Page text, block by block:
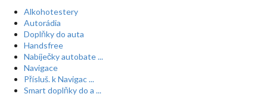
Alkohotestery
Autorádia
Doplňky do auta
Handsfree
Nabíječky autobate ...
Navigace
Přísluš. k Navigac ...
Smart doplňky do a ...